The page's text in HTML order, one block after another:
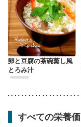
卵と豆腐の茶碗蒸し風
とろみ汁
すべての栄養価